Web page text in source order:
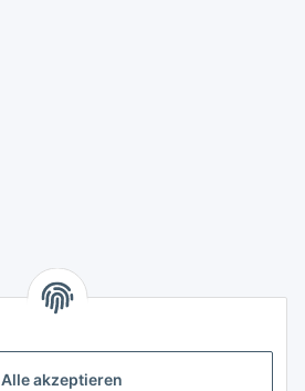
Alle akzeptieren